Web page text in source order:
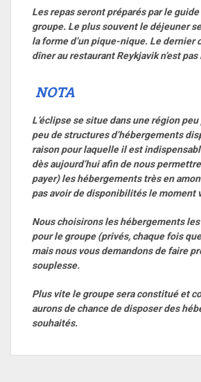
Les repas seront préparés par le guide
groupe. Le plus souvent le déjeuner
la forme d’unpique-nique. Le dernier
dîner au restaurant Reykjavik n’est
NOTA
L’éclipse se situe dans une région
peu de structures d’hébergements
raison pour laquelle il est
dès aujourd’hui afin de nous
payer) les hébergements très en
pas avoir de disponibilités le moment
Nous choisirons les hébergements
pour le groupe (privés, chaque fois
mais nous vous demandons de faire
souplesse.
Plus vite le groupe sera constitué et
aurons de chance de disposer des
souhaités.